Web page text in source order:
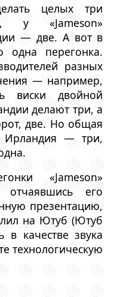
целых три
у «Jameson»
— две. А вот в
перегонка.
разных
— например,
виски двойной
делают три, а
две. Но общая
Ирландия — три,
«Jameson»
отчаявшись его
презентацию,
на Ютуб (Ютуб
качестве звука
технологическую